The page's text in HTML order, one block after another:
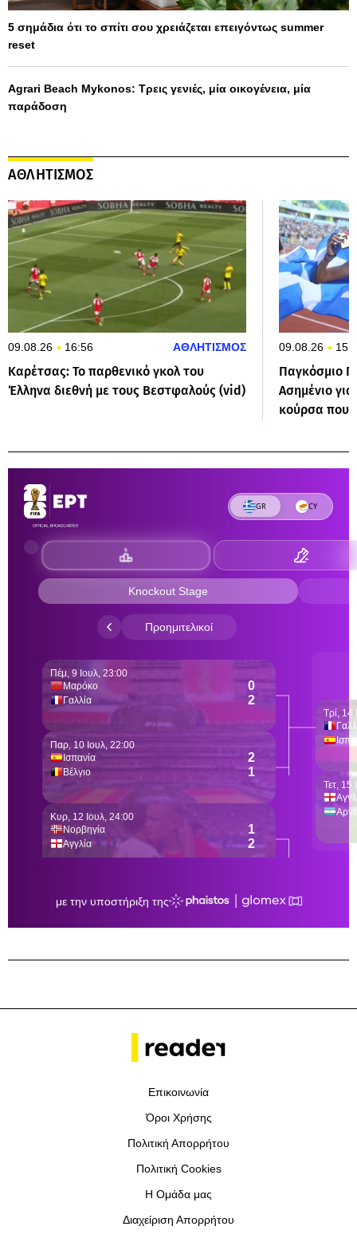
5 σημάδια ότι το σπίτι σου χρειάζεται επειγόντως summer
reset
Agrari Beach Mykonos: Τρεις γενιές, μία οικογένεια, μία
παράδοση
ΑΘΛΗΤΙΣΜΟΣ
09.08.26 16:56 ΑΘΛΗΤΙΣΜΟΣ
Καρέτσας: Το παρθενικό γκολ του
Έλληνα διεθνή με τους Βεστφαλούς (vid)
09.08.26
Παγκόσμιο
Ασημένιο
κούρσα που
Επικοινωνία
Όροι Χρήσης
Πολιτική Απορρήτου
Πολιτική Cookies
Η Ομάδα μας
Διαχείριση Απορρήτου